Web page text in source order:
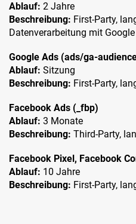
Ablauf: 2 Jahre
Beschreibung: First-Party,
Datenverarbeitung mit
Google Ads (ads/ga-
Ablauf: Sitzung
Beschreibung: First-Party,
Facebook Ads (_fbp)
Ablauf: 3 Monate
Beschreibung: Third-Party,
Facebook Pixel, Facebook
Ablauf: 10 Jahre
Beschreibung: First-Party,